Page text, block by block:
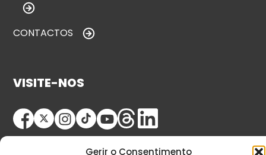
Gerir o Consentimento
CONTACTOS
VISITE-NOS